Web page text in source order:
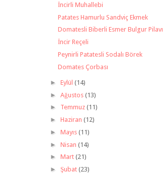
İncirli Muhallebi
Patates Hamurlu Sandviç Ekmek
Domatesli Biberli Esmer Bulgur Pilavı
İncir Reçeli
Peynirli Patatesli Sodalı Börek
Domates Çorbası
► Eylül (14)
► Ağustos (13)
► Temmuz (11)
► Haziran (12)
► Mayıs (11)
► Nisan (14)
► Mart (21)
► Şubat (23)